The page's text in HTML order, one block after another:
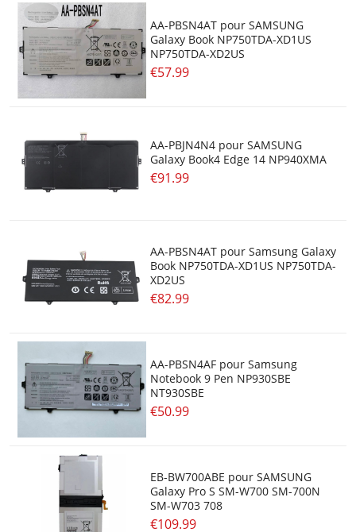
AA-PBSN4AT pour SAMSUNG
Galaxy Book NP750TDA-XD1US
NP750TDA-XD2US
€57.99
AA-PBJN4N4 pour SAMSUNG
Galaxy Book4 Edge 14 NP940XMA
€91.99
AA-PBSN4AT pour Samsung Galaxy
Book NP750TDA-XD1US NP750TDA-
XD2US
€82.99
AA-PBSN4AF pour Samsung
Notebook 9 Pen NP930SBE
NT930SBE
€50.99
EB-BW700ABE pour SAMSUNG
Galaxy Pro S SM-W700 SM-700N
SM-W703 708
€109.99